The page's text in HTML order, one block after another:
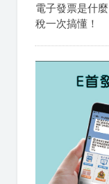
電子發票是什
稅一次搞懂！